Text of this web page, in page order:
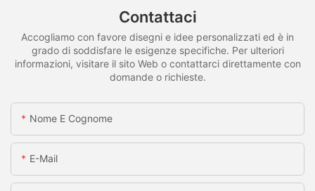
Contattaci
Accogliamo con favore disegni e idee personalizzati ed è in
grado di soddisfare le esigenze specifiche. Per ulteriori
informazioni, visitare il sito Web o contattarci direttamente con
domande o richieste.
Nome E Cognome
E-Mail